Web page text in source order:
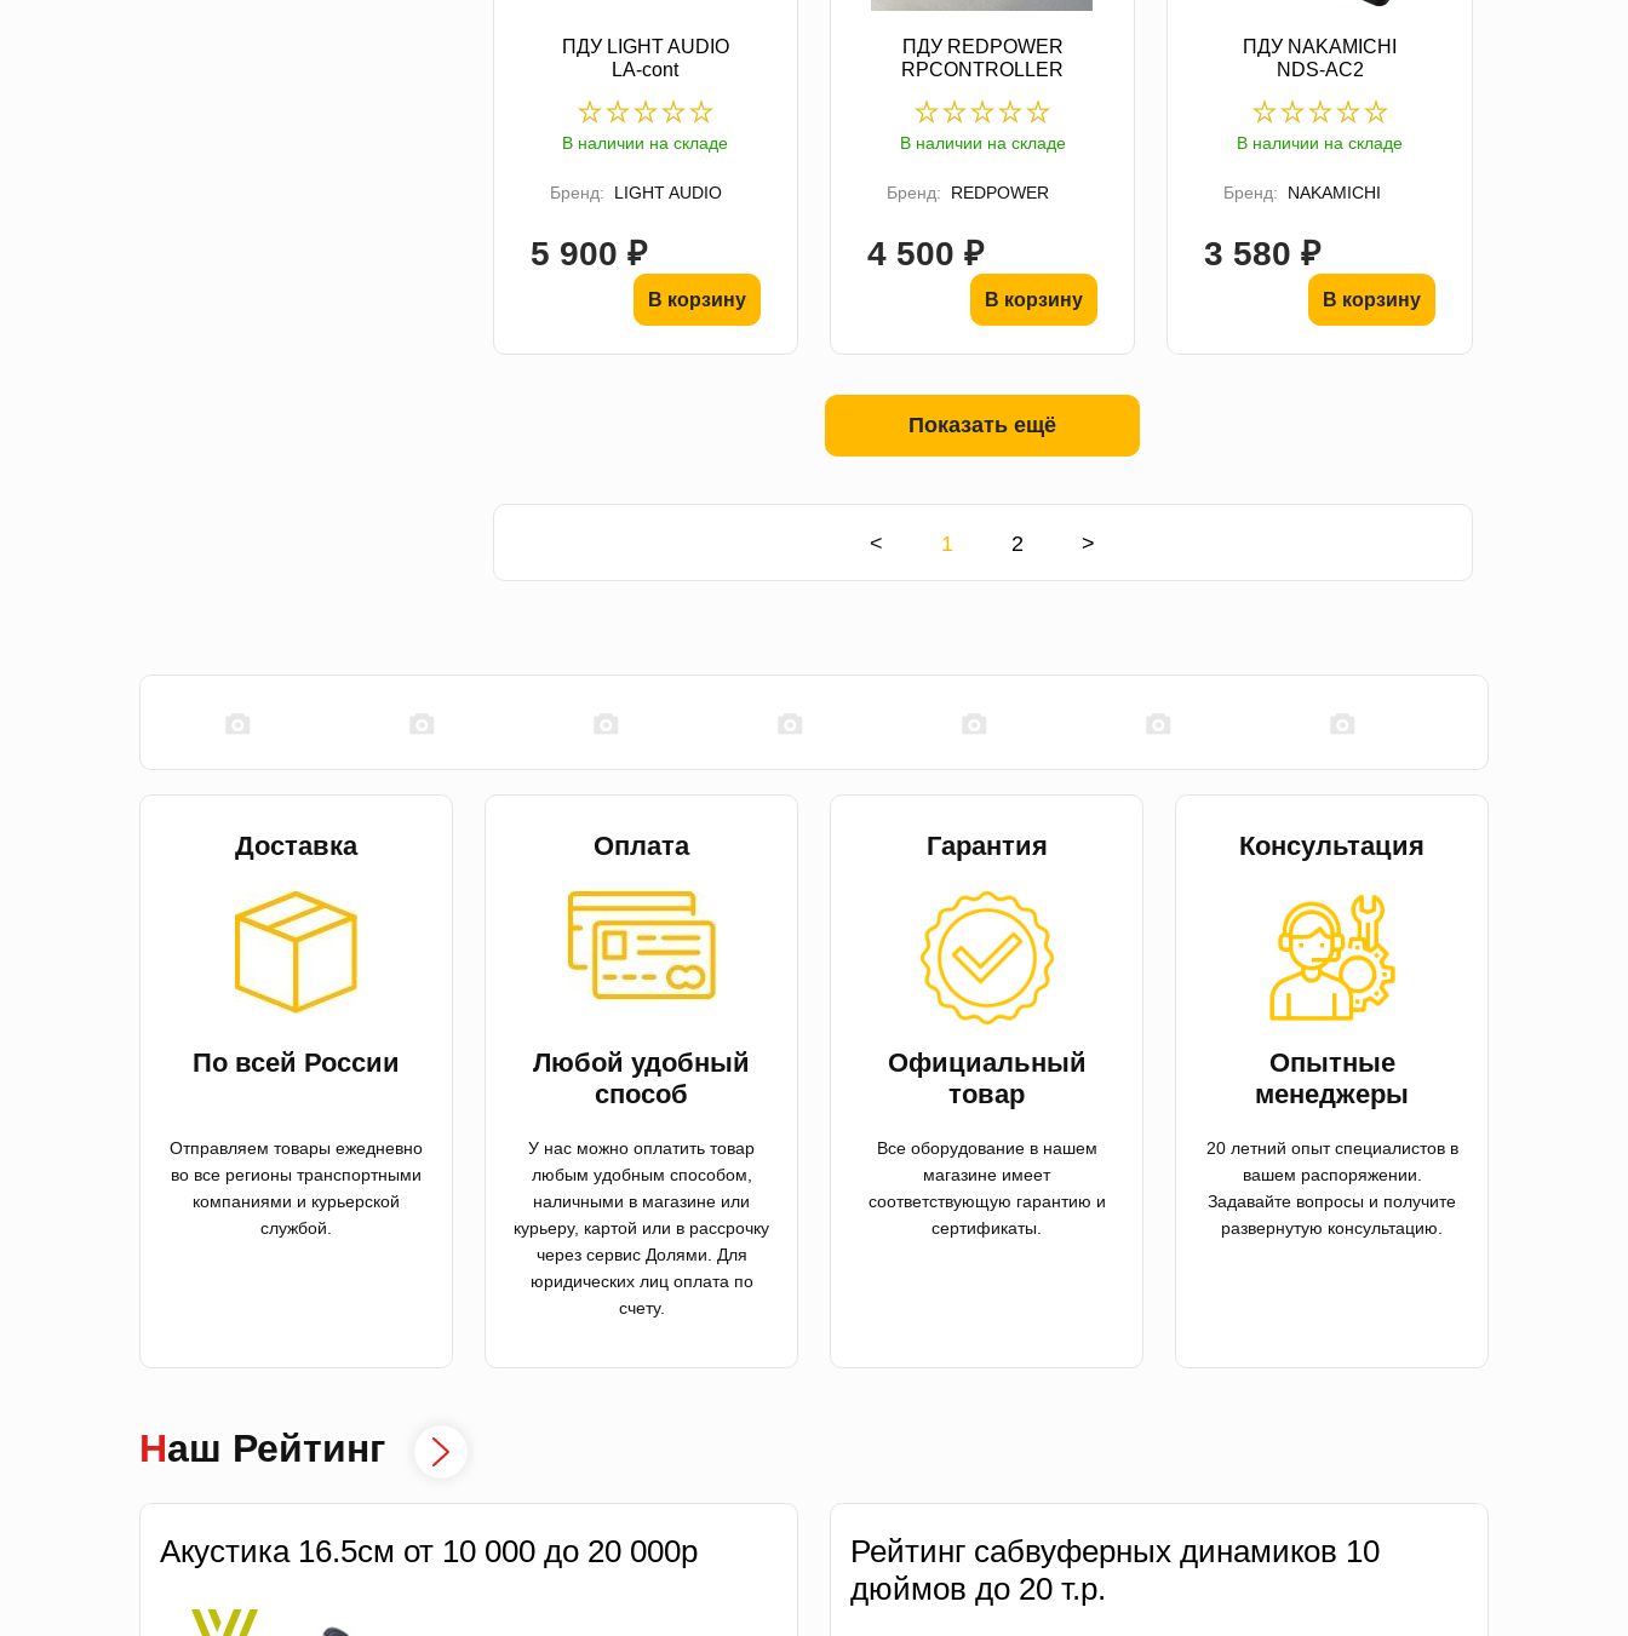
ПДУ LIGHT AUDIO
LA-cont
В наличии на складе
Бренд: LIGHT AUDIO
5 900 ₽
В корзину
ПДУ REDPOWER
RPCONTROLLER
В наличии на складе
Бренд: REDPOWER
4 500 ₽
В корзину
ПДУ NAKAMICHI
NDS-AC2
В наличии на складе
Бренд: NAKAMICHI
3 580 ₽
В корзину
Показать ещё
< 1 2 >
Доставка
По всей России
Отправляем товары ежедневно
во все регионы транспортными
компаниями и курьерской
службой.
Оплата
Любой удобный
способ
У нас можно оплатить товар
любым удобным способом,
наличными в магазине или
курьеру, картой или в рассрочку
через сервис Долями. Для
юридических лиц оплата по
счету.
Гарантия
Официальный
товар
Все оборудование в нашем
магазине имеет
соответствующую гарантию и
сертификаты.
Консультация
Опытные
менеджеры
20 летний опыт специалистов в
вашем распоряжении.
Задавайте вопросы и получите
развернутую консультацию.
Наш Рейтинг
Акустика 16.5см от 10 000 до 20 000р
Рейтинг сабвуферных динамиков 10
дюймов до 20 т.р.